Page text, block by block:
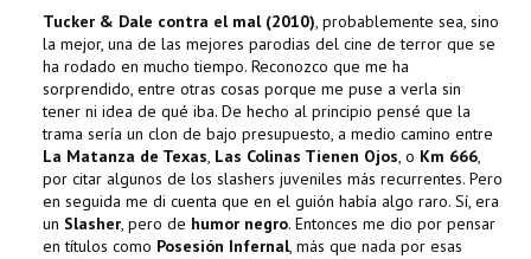
Tucker & Dale contra el mal (2010), probablemente sea, sino
la mejor, una de las mejores parodias del cine de terror que se
ha rodado en mucho tiempo. Reconozco que me ha
sorprendido, entre otras cosas porque me puse a verla sin
tener ni idea de qué iba. De hecho al principio pensé que la
trama sería un clon de bajo presupuesto, a medio camino entre
La Matanza de Texas, Las Colinas Tienen Ojos, o Km 666,
por citar algunos de los slashers juveniles más recurrentes. Pero
en seguida me di cuenta que en el guión había algo raro. Sí, era
un Slasher, pero de humor negro. Entonces me dio por pensar
en títulos como Posesión Infernal, más que nada por esas